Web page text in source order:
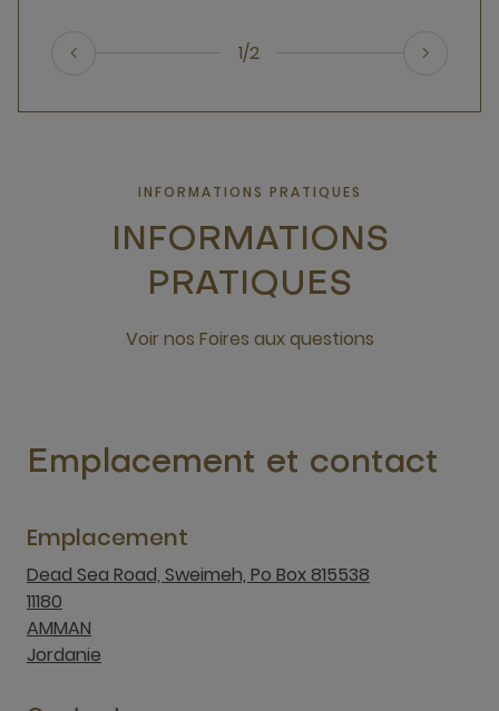
1/2
INFORMATIONS PRATIQUES
INFORMATIONS
PRATIQUES
Voir nos Foires aux questions
Emplacement et contact
Emplacement
Dead Sea Road, Sweimeh, Po Box 815538
11180
AMMAN
Jordanie